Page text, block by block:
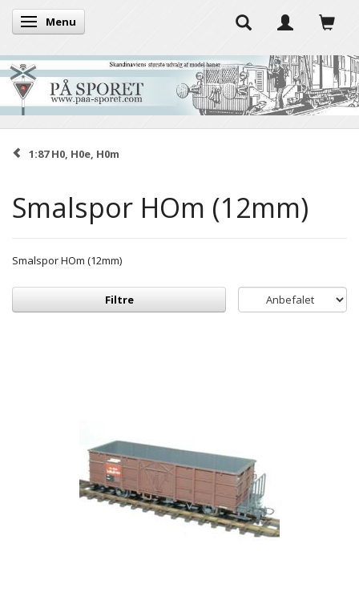
Skifte navigation
Menu
1:87 H0, H0e, H0m
Smalspor HOm (12mm)
Smalspor HOm (12mm)
Filtre